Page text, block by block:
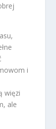
i
więzi
ale